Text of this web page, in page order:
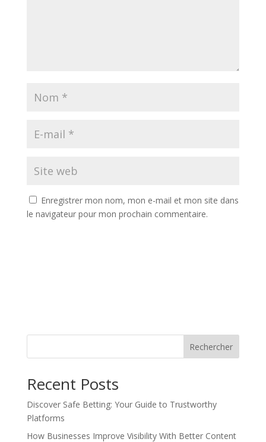
Enregistrer mon nom, mon e-mail et mon site dans
le navigateur pour mon prochain commentaire.
Rechercher
Recent Posts
Discover Safe Betting: Your Guide to Trustworthy
Platforms
How Businesses Improve Visibility With Better Content